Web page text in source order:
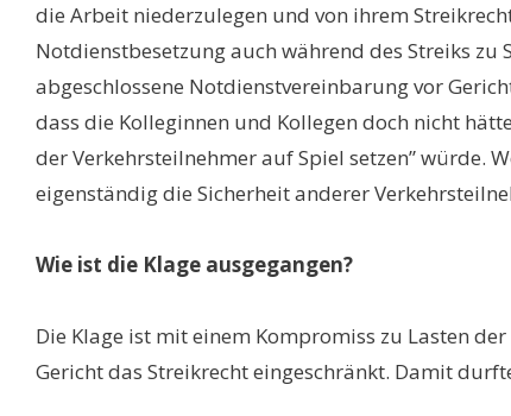
die Arbeit niederzulegen und von ihrem
Notdienstbesetzung auch während des Streiks
abgeschlossene Notdienstvereinbarung vor
dass die Kolleginnen und Kollegen doch nicht
der Verkehrsteilnehmer auf Spiel setzen” würde.
eigenständig die Sicherheit anderer
Wie ist die Klage ausgegangen?
Die Klage ist mit einem Kompromiss zu Lasten
Gericht das Streikrecht eingeschränkt. Damit